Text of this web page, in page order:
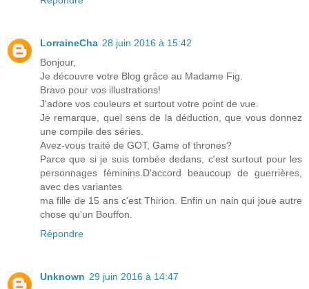
LorraineCha 28 juin 2016 à 15:42
Bonjour,
Je découvre votre Blog grâce au Madame Fig.
Bravo pour vos illustrations!
J'adore vos couleurs et surtout votre point de vue.
Je remarque, quel sens de la déduction, que vous donnez
une compile des séries.
Avez-vous traité de GOT, Game of thrones?
Parce que si je suis tombée dedans, c'est surtout pour les
personnages féminins.D'accord beaucoup de guerrières,
avec des variantes
ma fille de 15 ans c'est Thirion. Enfin un nain qui joue autre
chose qu'un Bouffon.
Répondre
Unknown 29 juin 2016 à 14:47